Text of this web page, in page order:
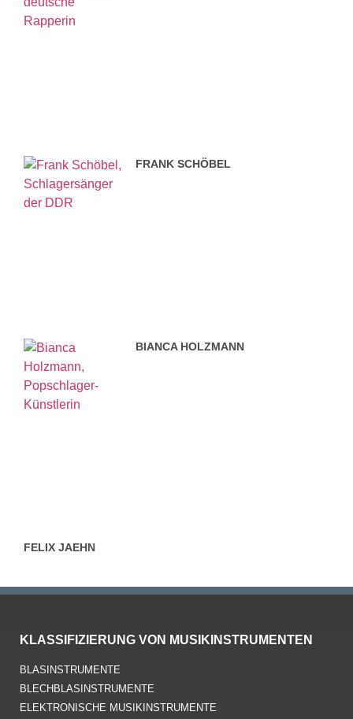
FRANK SCHÖBEL
BIANCA HOLZMANN
FELIX JAEHN
KLASSIFIZIERUNG VON MUSIKINSTRUMENTEN
BLASINSTRUMENTE
BLECHBLASINSTRUMENTE
ELEKTRONISCHE MUSIKINSTRUMENTE